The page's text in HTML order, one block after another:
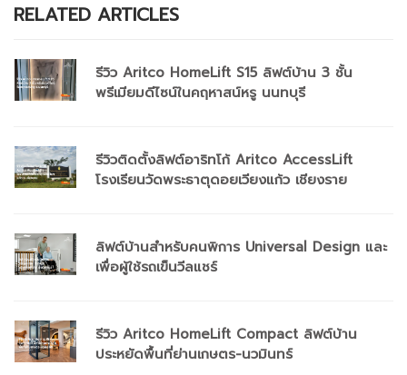
RELATED ARTICLES
รีวิว Aritco HomeLift S15 ลิฟต์บ้าน 3 ชั้น
พรีเมียมดีไซน์ในคฤหาสน์หรู นนทบุรี
รีวิวติดตั้งลิฟต์อาริทโก้ Aritco AccessLift
โรงเรียนวัดพระธาตุดอยเวียงแก้ว เชียงราย
ลิฟต์บ้านสำหรับคนพิการ Universal Design และ
เพื่อผู้ใช้รถเข็นวีลแชร์
รีวิว Aritco HomeLift Compact ลิฟต์บ้าน
ประหยัดพื้นที่ย่านเกษตร-นวมินทร์